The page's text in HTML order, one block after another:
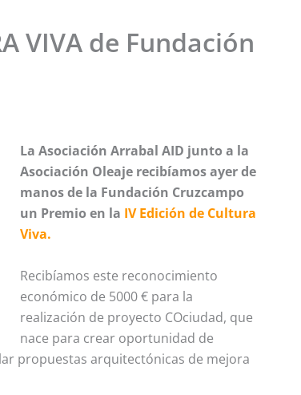
VIVA de Fundación
La Asociación Arrabal AID junto a la
Asociación Oleaje recibíamos ayer de
manos de la Fundación Cruzcampo
un Premio en la IV Edición de Cultura
Viva.
Recibíamos este reconocimiento
económico de 5000 € para la
realización de proyecto COciudad, que
nace para crear oportunidad de
propuestas arquitectónicas de mejora